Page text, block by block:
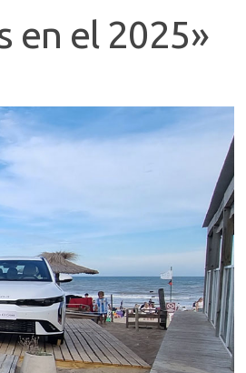
en el 2025»